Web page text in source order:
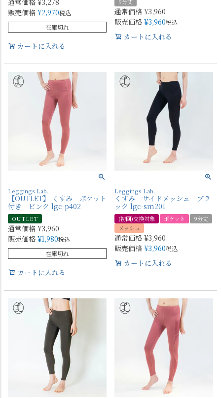
通常価格 ¥3,278
販売価格 ¥2,970税込
在庫切れ
カートに入れる
通常価格 ¥3,960
販売価格 ¥3,960税込
カートに入れる
Leggings Lab.
【OUTLET】 くすみ ポケット
付き ピンク lgc-p402
OUTLET
通常価格 ¥3,960
販売価格 ¥1,980税込
在庫切れ
カートに入れる
Leggings Lab.
くすみ サイドメッシュ ブラ
ック lgc-sm201
(初回)交換対象 ポケット
9分丈
メッシュ
通常価格 ¥3,960
販売価格 ¥3,960税込
カートに入れる